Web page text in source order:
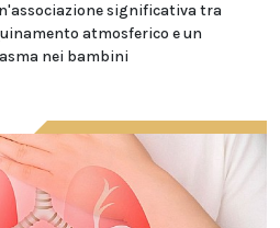
significativa tra
atmosferico e un
nei bambini